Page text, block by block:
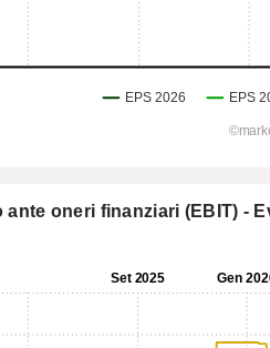
ante oneri finanziari (EBIT) -